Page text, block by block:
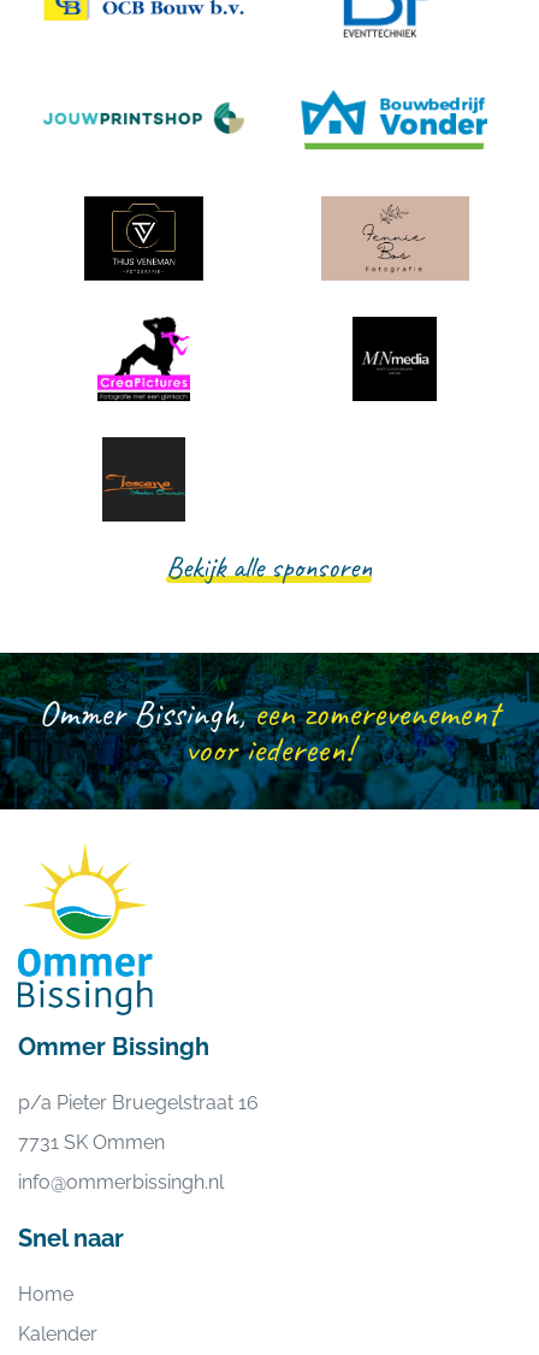
Bekijk alle sponsoren
Ommer Bissingh,een zomerevenement
voor iedereen!
Ommer Bissingh
p/a Pieter Bruegelstraat 16
7731 SK Ommen
info@ommerbissingh.nl
Snel naar
Home
Kalender